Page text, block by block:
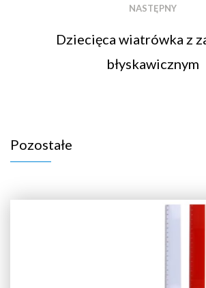
NASTĘPNY
Dziecięca wiatrówka z
błyskawicznym
Pozostałe